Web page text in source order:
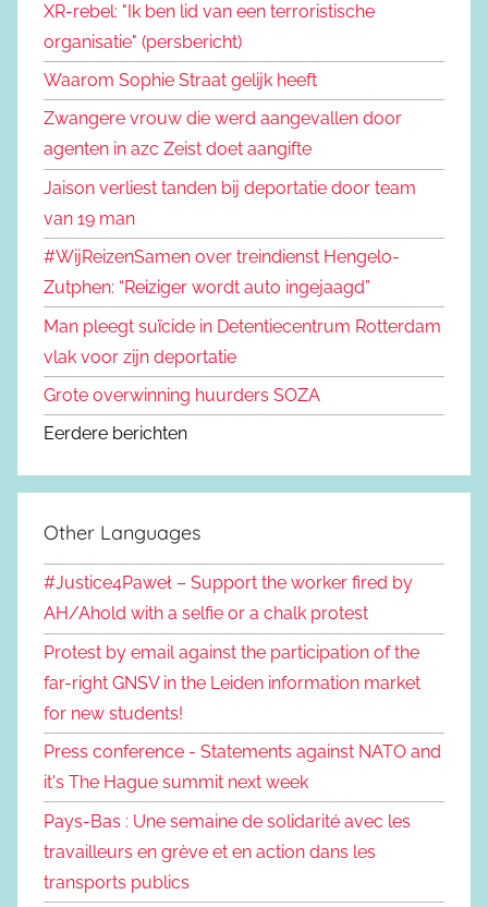
XR-rebel: "Ik ben lid van een terroristische
organisatie" (persbericht)
Waarom Sophie Straat gelijk heeft
Zwangere vrouw die werd aangevallen door
agenten in azc Zeist doet aangifte
Jaison verliest tanden bij deportatie door team
van 19 man
#WijReizenSamen over treindienst Hengelo-
Zutphen: “Reiziger wordt auto ingejaagd”
Man pleegt suïcide in Detentiecentrum Rotterdam
vlak voor zijn deportatie
Grote overwinning huurders SOZA
Eerdere berichten
Other Languages
#Justice4Paweł – Support the worker fired by
AH/Ahold with a selfie or a chalk protest
Protest by email against the participation of the
far-right GNSV in the Leiden information market
for new students!
Press conference - Statements against NATO and
it's The Hague summit next week
Pays-Bas : Une semaine de solidarité avec les
travailleurs en grève et en action dans les
transports publics